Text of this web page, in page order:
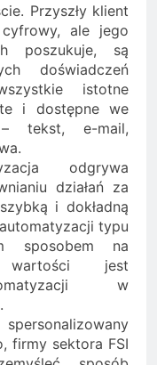
Przyszły klient
ale jego
poszukuje, są
doświadczeń
istotne
i dostępne we
– tekst, e-mail,
odgrywa
działań za
i dokładną
typu
sposobem na
jest
w
firmy sektora FSI